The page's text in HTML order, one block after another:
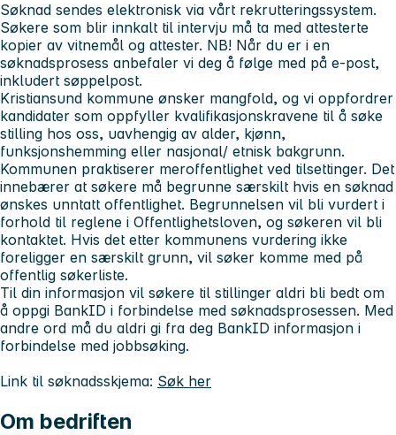
Søknad sendes elektronisk via vårt rekrutteringssystem.
Søkere som blir innkalt til intervju må ta med attesterte
kopier av vitnemål og attester. NB! Når du er i en
søknadsprosess anbefaler vi deg å følge med på e-post,
inkludert søppelpost.
Kristiansund kommune ønsker mangfold, og vi oppfordrer
kandidater som oppfyller kvalifikasjonskravene til å søke
stilling hos oss, uavhengig av alder, kjønn,
funksjonshemming eller nasjonal/ etnisk bakgrunn.
Kommunen praktiserer meroffentlighet ved tilsettinger. Det
innebærer at søkere må begrunne særskilt hvis en søknad
ønskes unntatt offentlighet. Begrunnelsen vil bli vurdert i
forhold til reglene i Offentlighetsloven, og søkeren vil bli
kontaktet. Hvis det etter kommunens vurdering ikke
foreligger en særskilt grunn, vil søker komme med på
offentlig søkerliste.
Til din informasjon vil søkere til stillinger aldri bli bedt om
å oppgi BankID i forbindelse med søknadsprosessen. Med
andre ord må du aldri gi fra deg BankID informasjon i
forbindelse med jobbsøking.
Link til søknadsskjema: Søk her
Om bedriften